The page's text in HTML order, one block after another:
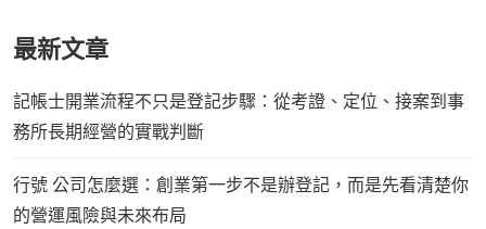
最新文章
記帳士開業流程不只是登記步驟：從考證、定位、接案到事
務所長期經營的實戰判斷
行號 公司怎麼選：創業第一步不是辦登記，而是先看清楚你
的營運風險與未來布局